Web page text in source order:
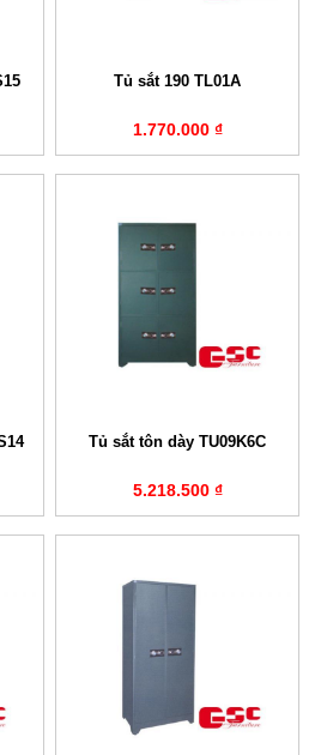
Tủ sắt 190 TL01A
1.770.000 ₫
Tủ sắt tôn dày TU09K6C
5.218.500 ₫